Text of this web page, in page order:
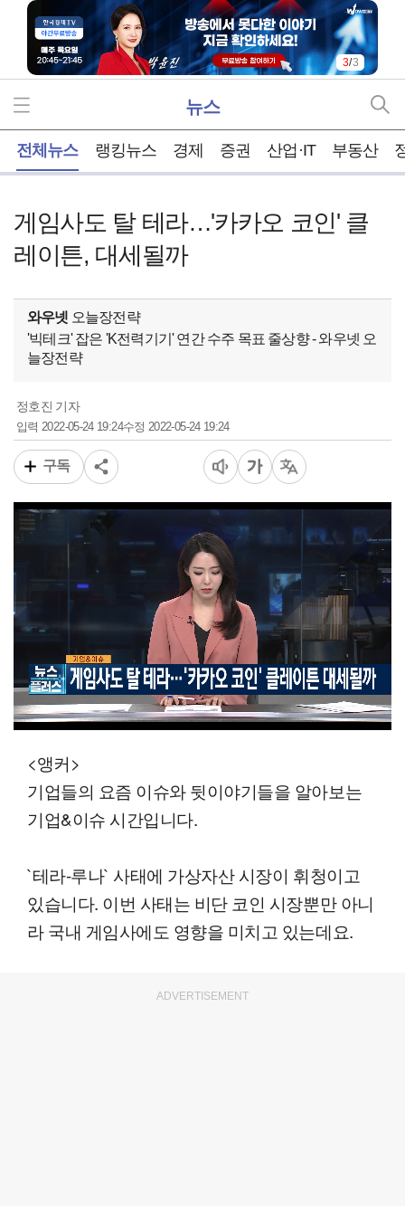
3/3
뉴스
전체뉴스 랭킹뉴스 경제 증권 산업·IT 부동산
게임사도 탈 테라…'카카오 코인' 클
레이튼, 대세될까
와우넷 오늘장전략
'빅테크' 잡은 'K전력기기' 연간 수주 목표 줄상향 - 와우넷 오
늘장전략
정호진 기자
입력 2022-05-24 19:24수정 2022-05-24 19:24
구독
<앵커>
기업들의 요즘 이슈와 뒷이야기들을 알아보는
기업&이슈 시간입니다.
`테라-루나` 사태에 가상자산 시장이 휘청이고
있습니다. 이번 사태는 비단 코인 시장뿐만 아니
라 국내 게임사에도 영향을 미치고 있는데요.
ADVERTISEMENT